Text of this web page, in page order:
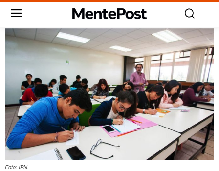
Foto: IPN.